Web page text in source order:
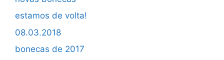
estamos de volta!
08.03.2018
bonecas de 2017